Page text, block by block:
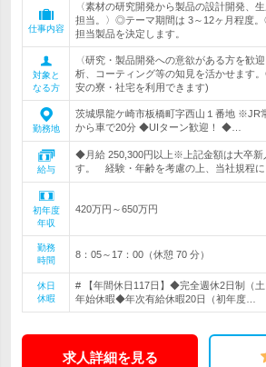
仕事内容
〈素材の研究開発から製品の設計開発、
担当。〉◎テーマ期間は 3～12ヶ月程度
担当製品を決定します。
対象と
なる方
〈研究・製品開発への意欲がある方を歓
析、コーティング等の知見を活かせます
安の寮・社宅を利用できます)
勤務地
茨城県龍ケ崎市板橋町字西山１番地 ※JR
から車で20分 ◆UIターン歓迎！ ◆…
給与
◆月給 250,300円以上※上記金額は大卒新
す。 経験・年齢を考慮の上、当社規程に
初年度
年収
420万円～650万円
勤務
時間
8：05～17：00（休憩 70 分）
休日
休暇
# 【年間休日117日】◆完全週休2日制（
年始休暇◆年次有給休暇20日（初年度…
求人詳細を見る